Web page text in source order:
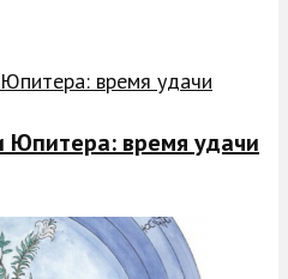
Юпитера: время удачи